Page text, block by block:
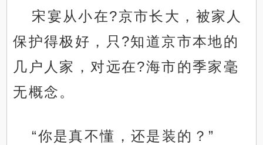
宋宴从小在?京市长大，被家人
保护得极好，只?知道京市本地的
几户人家，对远在?海市的季家毫
无概念。
“你是真不懂，还是装的？”